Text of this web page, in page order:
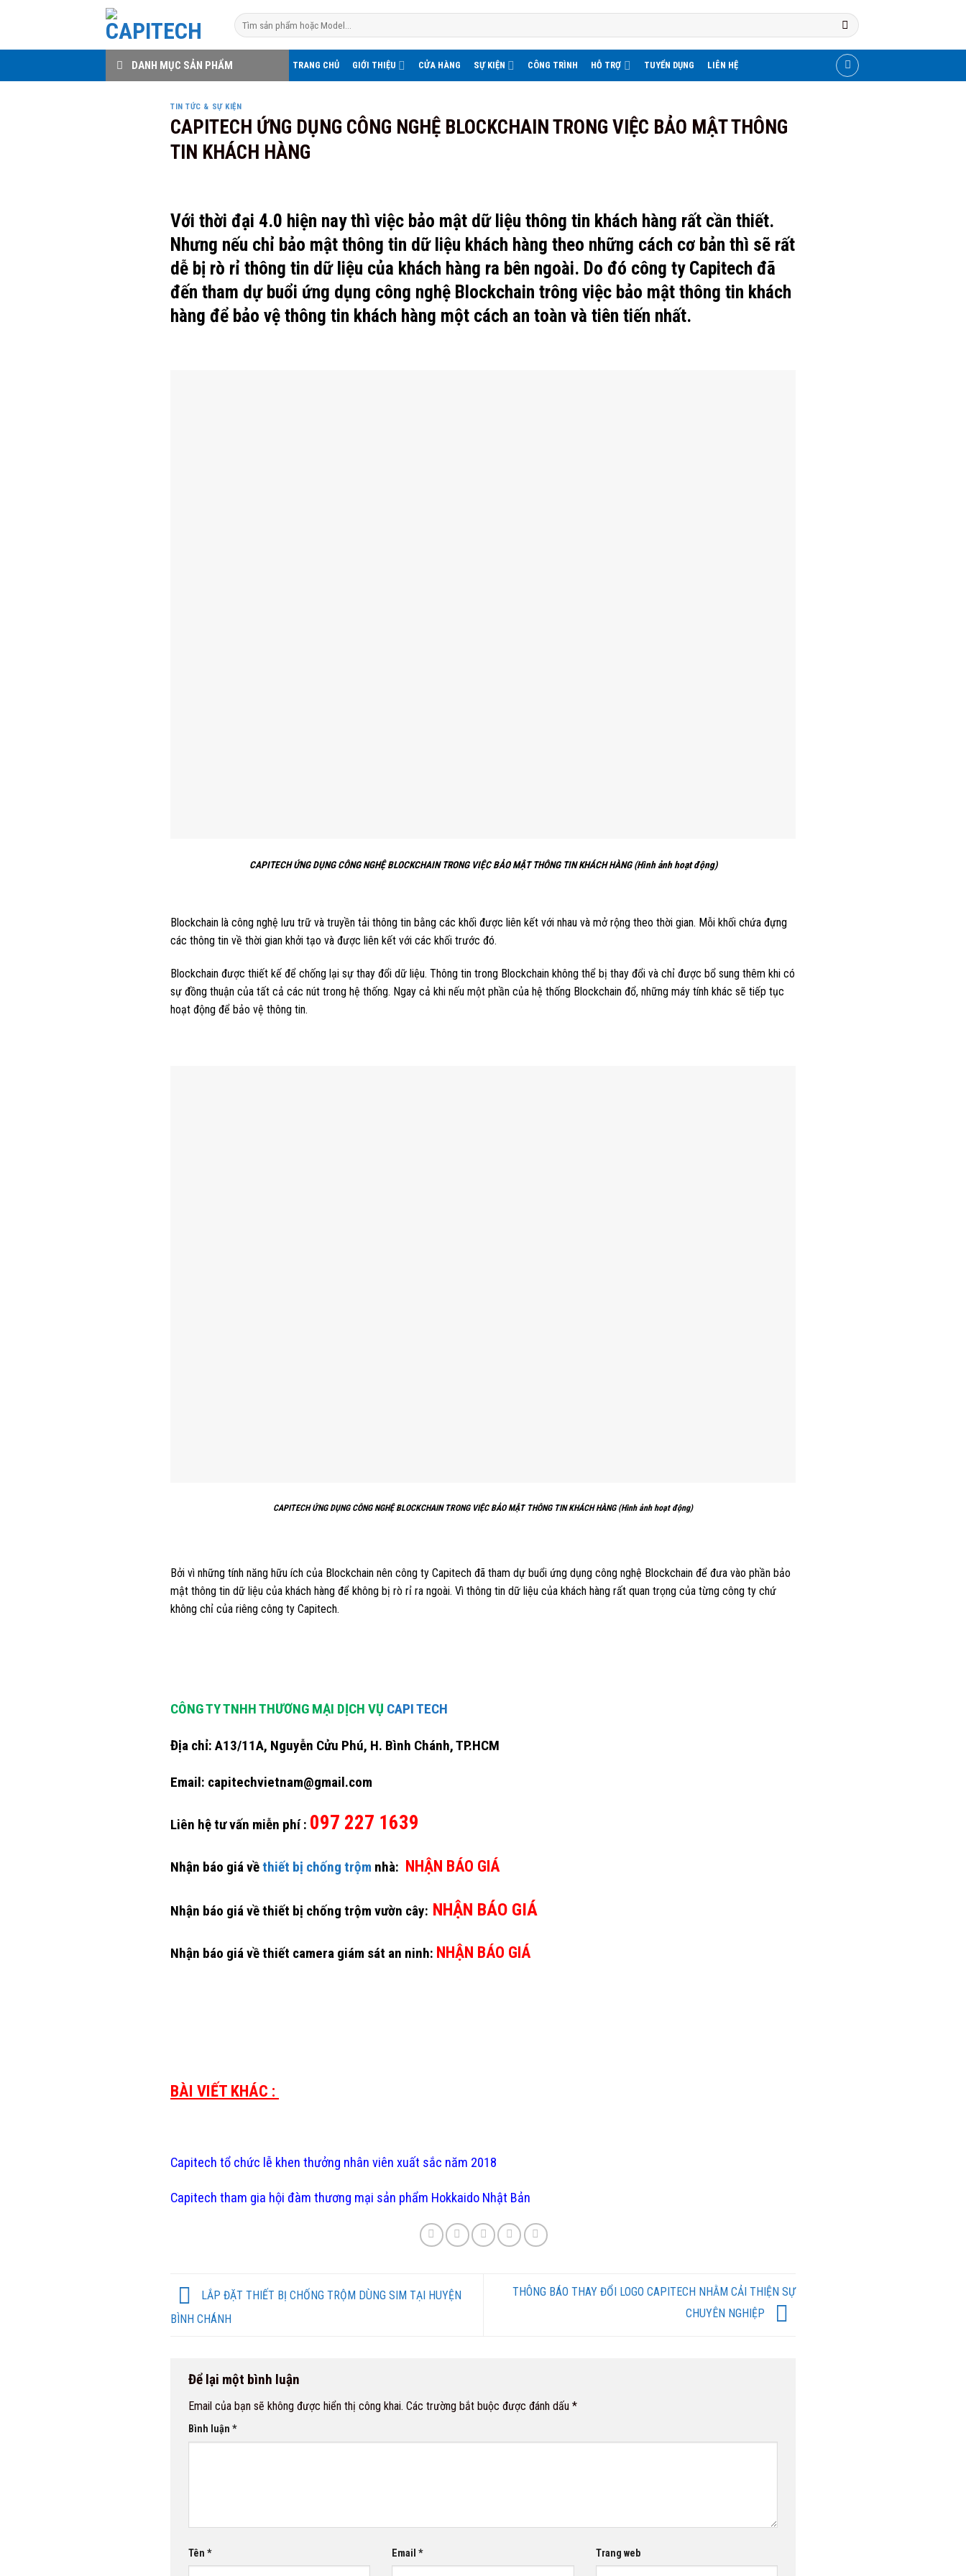
Search
for:
DANH MỤC SẢN PHẨM TRANG CHỦ GIỚI THIỆU CỬA HÀNG SỰ KIỆN CÔNG TRÌNH HỖ TRỢ TUYỂN DỤNG LIÊN HỆ
TIN TỨC & SỰ KIỆN
CAPITECH ỨNG DỤNG CÔNG NGHỆ BLOCKCHAIN TRONG VIỆC BẢO MẬT THÔNG
TIN KHÁCH HÀNG
Với thời đại 4.0 hiện nay thì việc bảo mật dữ liệu thông tin khách hàng rất cần thiết.
Nhưng nếu chỉ bảo mật thông tin dữ liệu khách hàng theo những cách cơ bản thì sẽ rất
dễ bị rò rỉ thông tin dữ liệu của khách hàng ra bên ngoài. Do đó công ty Capitech đã
đến tham dự buổi ứng dụng công nghệ Blockchain trông việc bảo mật thông tin khách
hàng để bảo vệ thông tin khách hàng một cách an toàn và tiên tiến nhất.
CAPITECH ỨNG DỤNG CÔNG NGHỆ BLOCKCHAIN TRONG VIỆC BẢO MẬT THÔNG TIN KHÁCH HÀNG (Hình ảnh hoạt động)
Blockchain là công nghệ lưu trữ và truyền tải thông tin bằng các khối được liên kết với nhau và mở rộng theo thời gian. Mỗi khối chứa đựng
các thông tin về thời gian khởi tạo và được liên kết với các khối trước đó.
Blockchain được thiết kế để chống lại sự thay đổi dữ liệu. Thông tin trong Blockchain không thể bị thay đổi và chỉ được bổ sung thêm khi có
sự đồng thuận của tất cả các nút trong hệ thống. Ngay cả khi nếu một phần của hệ thống Blockchain đổ, những máy tính khác sẽ tiếp tục
hoạt động để bảo vệ thông tin.
CAPITECH ỨNG DỤNG CÔNG NGHỆ BLOCKCHAIN TRONG VIỆC BẢO MẬT THÔNG TIN KHÁCH HÀNG (Hình ảnh hoạt động)
Bởi vì những tính năng hữu ích của Blockchain nên công ty Capitech đã tham dự buổi ứng dụng công nghệ Blockchain để đưa vào phần bảo
mật thông tin dữ liệu của khách hàng để không bị rò rỉ ra ngoài. Vì thông tin dữ liệu của khách hàng rất quan trọng của từng công ty chứ
không chỉ của riêng công ty Capitech.
CÔNG TY TNHH THƯƠNG MẠI DỊCH VỤ CAPI TECH
Địa chỉ: A13/11A, Nguyễn Cửu Phú, H. Bình Chánh, TP.HCM
Email: capitechvietnam@gmail.com
Liên hệ tư vấn miễn phí : 097 227 1639
Nhận báo giá vềthiết bị chống trộm nhà: NHẬN BÁO GIÁ
Nhận báo giá về thiết bị chống trộm vườn cây: NHẬN BÁO GIÁ
Nhận báo giá về thiết camera giám sát an ninh: NHẬN BÁO GIÁ
BÀI VIẾT KHÁC :
Capitech tổ chức lễ khen thưởng nhân viên xuất sắc năm 2018
Capitech tham gia hội đàm thương mại sản phẩm Hokkaido Nhật Bản
LẮP ĐẶT THIẾT BỊ CHỐNG TRỘM DÙNG SIM TẠI HUYỆN
BÌNH CHÁNH
THÔNG BÁO THAY ĐỔI LOGO CAPITECH NHẰM CẢI THIỆN SỰ
CHUYÊN NGHIỆP
Để lại một bình luận
Email của bạn sẽ không được hiển thị công khai. Các trường bắt buộc được đánh dấu *
Bình luận *
Tên * Email* Trang web